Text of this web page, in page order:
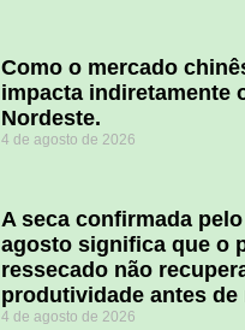
​Como o mercado
impacta indiretamente
Nordeste.
4 de agosto de 2026
A seca confirmada pelo
agosto significa que o
ressecado não
produtividade antes de
4 de agosto de 2026